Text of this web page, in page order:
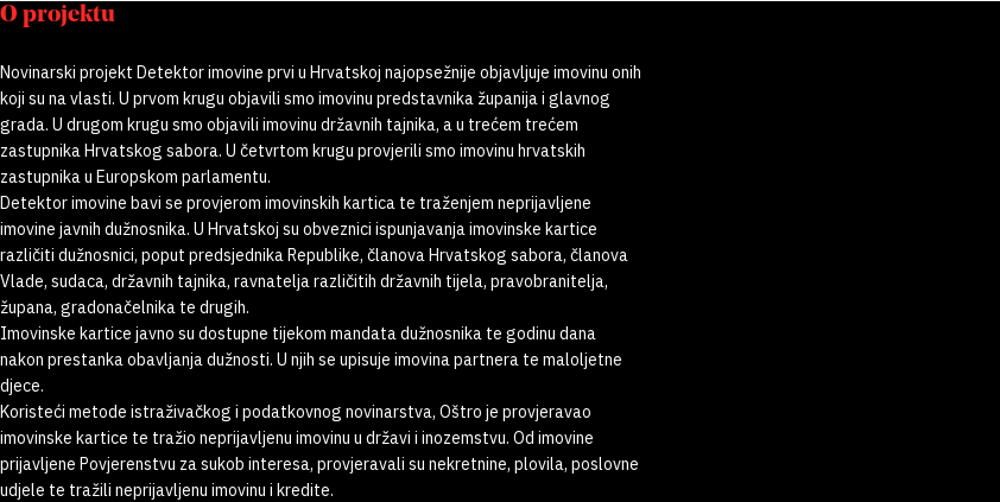
O projektu
Novinarski projekt Detektor imovine prvi u Hrvatskoj najopsežnije objavljuje imovinu onih
koji su na vlasti. U prvom krugu objavili smo imovinu predstavnika županija i glavnog
grada. U drugom krugu smo objavili imovinu državnih tajnika, a u trećem trećem
zastupnika Hrvatskog sabora. U četvrtom krugu provjerili smo imovinu hrvatskih
zastupnika u Europskom parlamentu.
Detektor imovine bavi se provjerom imovinskih kartica te traženjem neprijavljene
imovine javnih dužnosnika. U Hrvatskoj su obveznici ispunjavanja imovinske kartice
različiti dužnosnici, poput predsjednika Republike, članova Hrvatskog sabora, članova
Vlade, sudaca, državnih tajnika, ravnatelja različitih državnih tijela, pravobranitelja,
župana, gradonačelnika te drugih.
Imovinske kartice javno su dostupne tijekom mandata dužnosnika te godinu dana
nakon prestanka obavljanja dužnosti. U njih se upisuje imovina partnera te maloljetne
djece.
Koristeći metode istraživačkog i podatkovnog novinarstva, Oštro je provjeravao
imovinske kartice te tražio neprijavljenu imovinu u državi i inozemstvu. Od imovine
prijavljene Povjerenstvu za sukob interesa, provjeravali su nekretnine, plovila, poslovne
udjele te tražili neprijavljenu imovinu i kredite.